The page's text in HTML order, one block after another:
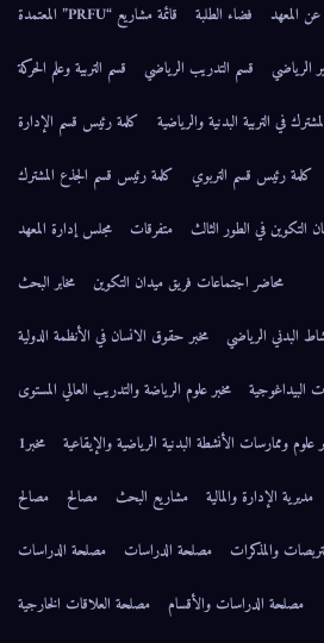
عن المعهد فضاء الطلبة
قائمة مشاريع “PRFU” المعتمدة
الرياضي
قسم التدريب الرياضي
قسم التربية وعلم الحركة
في التربية البدنية والرياضية
كلمة رئيس قسم الإدارة
كلمة رئيس قسم التربوي
كلمة رئيس قسم الجذع المشترك
التكوين في الطور الثالث
متفرقات
مجلس إدارة المعهد
محاضر اجتماعات فريق ميدان التكوين
مخابر البحث
البدني الرياضي
مخبر حقوق الانسان في الأنظمة الدولية
البيداغوجية
مخبر علوم الرياضة والتدريب العالي المستوى
علوم وممارسات الأنشطة البدنية الرياضية والإيقاعية
مخبر1
مديرية الإدارة والمالية مشاريع البحث مصالح
مصالح
والمذكرات مصلحة الدراسات
مصلحة الدراسات
مصلحة الدراسات والأقسام
مصلحة العلاقات الخارجية